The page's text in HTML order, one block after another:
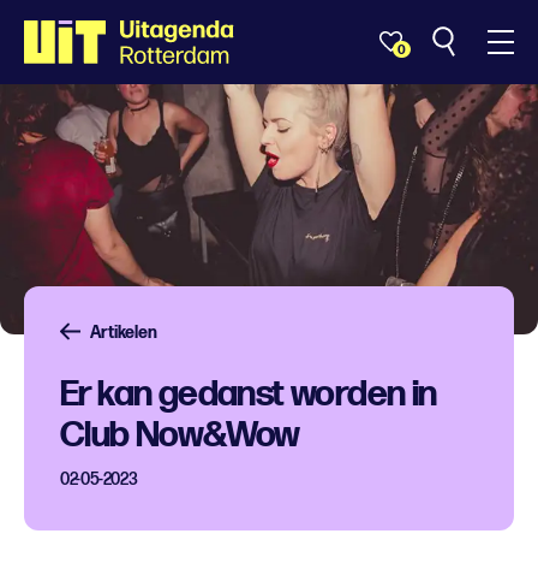
0
Artikelen
Er kan gedanst worden in
Club Now&Wow
02-05-2023